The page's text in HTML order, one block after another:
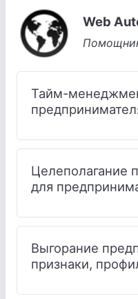
Web
Тайм-
Целеполагание
для
Выгорание
признаки,